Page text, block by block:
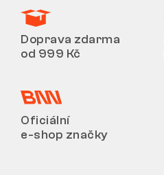
Doprava zdarma
od 999 Kč
Oficiální
e-shop značky